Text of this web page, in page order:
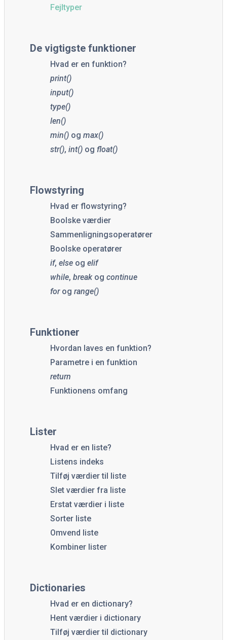
Fejltyper
De vigtigste funktioner
Hvad er en funktion?
print()
input()
type()
len()
min() og max()
str(), int() og float()
Flowstyring
Hvad er flowstyring?
Boolske værdier
Sammenligningsoperatører
Boolske operatører
if, else og elif
while, breakog continue
forog range()
Funktioner
Hvordan laves en funktion?
Parametre i en funktion
return
Funktionens omfang
Lister
Hvad er en liste?
Listens indeks
Tilføj værdier til liste
Slet værdier fra liste
Erstat værdier i liste
Sorter liste
Omvend liste
Kombiner lister
Dictionaries
Hvad er en dictionary?
Hent værdier i dictionary
Tilføj værdier til dictionary